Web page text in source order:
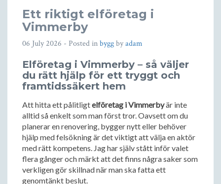
Ett riktigt elföretag i
Vimmerby
06 July 2026 - Posted inbyggbyadam
Elföretag i Vimmerby – så väljer
du rätt hjälp för ett tryggt och
framtidssäkert hem
Att hitta ett pålitligtelföretag i Vimmerbyär inte
alltid så enkelt som man först tror. Oavsett om du
planerar en renovering, bygger nytt eller behöver
hjälp med felsökning är det viktigt att välja en aktör
med rätt kompetens. Jag har själv stått inför valet
flera gånger och märkt att det finns några saker som
verkligen gör skillnad när man ska fatta ett
genomtänkt beslut.